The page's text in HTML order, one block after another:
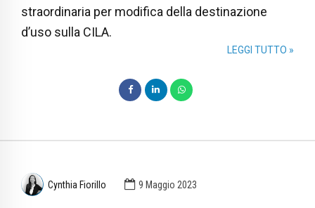
straordinaria per modifica della destinazione
d’uso sulla CILA.
LEGGI TUTTO »
Cynthia Fiorillo 9 Maggio 2023